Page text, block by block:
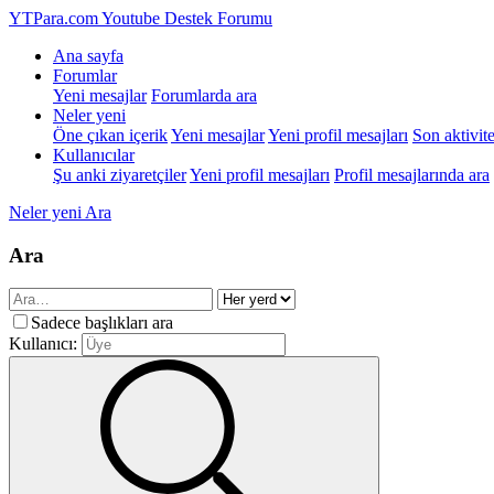
YTPara.comYoutube Destek Forumu
Ana sayfa
Forumlar
Yeni mesajlar Forumlarda ara
Neler yeni
Öne çıkan içerikYeni mesajlarYeni profil mesajları Son
Kullanıcılar
Şu anki ziyaretçilerYeni profil mesajları Profil mesajlarında ara
Neler yeni Ara
Ara
Sadece başlıkları ara
Kullanıcı: